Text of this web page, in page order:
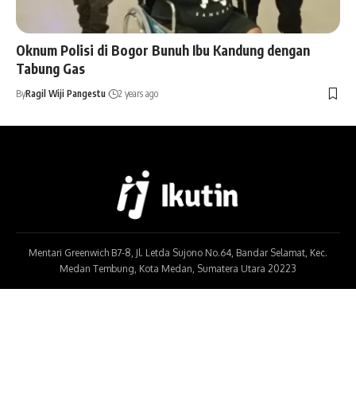
Oknum Polisi di Bogor Bunuh Ibu Kandung dengan
Tabung Gas
ByRagil Wiji Pangestu 2 years ago
Mentari Greenwich B7-8, Jl. Letda Sujono No.64, Bandar Selamat, Kec.
Medan Tembung, Kota Medan, Sumatera Utara 20223